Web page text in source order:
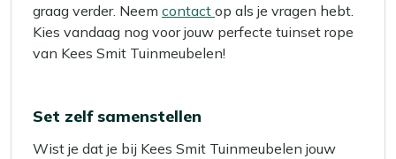
graag verder. Neem contact op als je vragen hebt.
Kies vandaag nog voor jouw perfecte tuinset rope
van Kees Smit Tuinmeubelen!
Set zelf samenstellen
Wist je dat je bij Kees Smit Tuinmeubelen jouw